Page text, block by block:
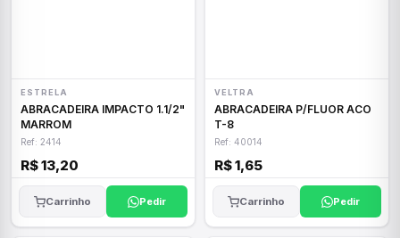
ESTRELA
ABRACADEIRA IMPACTO 1.1/2"
MARROM
Ref: 2414
R$ 13,20
Carrinho Pedir
VELTRA
ABRACADEIRA P/FLUOR ACO
T-8
Ref: 40014
R$ 1,65
Carrinho Pedir